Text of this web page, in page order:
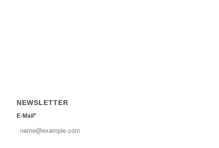
NEWSLETTER
E-Mail*